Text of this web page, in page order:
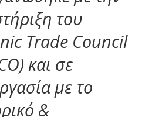
του
Trade Council
) και σε
με το
&